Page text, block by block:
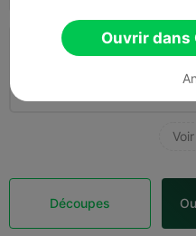
PLA, 0.2mm
16h
Découpes
Ouvrir dans